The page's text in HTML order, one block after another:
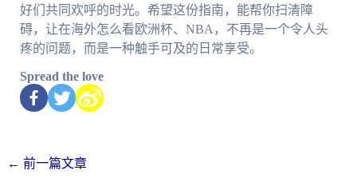
好们共同欢呼的时光。希望这份指南，能帮你扫清障
碍，让在海外怎么看欧洲杯、NBA，不再是一个令人头
疼的问题，而是一种触手可及的日常享受。
Spread the love
← 前一篇文章